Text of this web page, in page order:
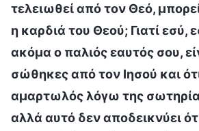
τελειωθεί από τον Θεό,
η καρδιά του Θεού; Γιατί εσύ,
ακόμα ο παλιός εαυτός σου,
σώθηκες από τον Ιησού και
αμαρτωλός λόγω της
αλλά αυτό δεν αποδεικνύει